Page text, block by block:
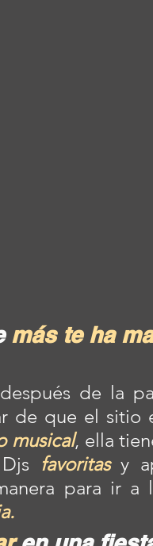
más te ha
de la
de que el sitio
musical, ella
favoritas y
para ir a